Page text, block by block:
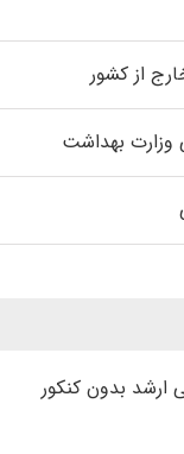
از کشور
بهداشت
ارشد بدون کنکور